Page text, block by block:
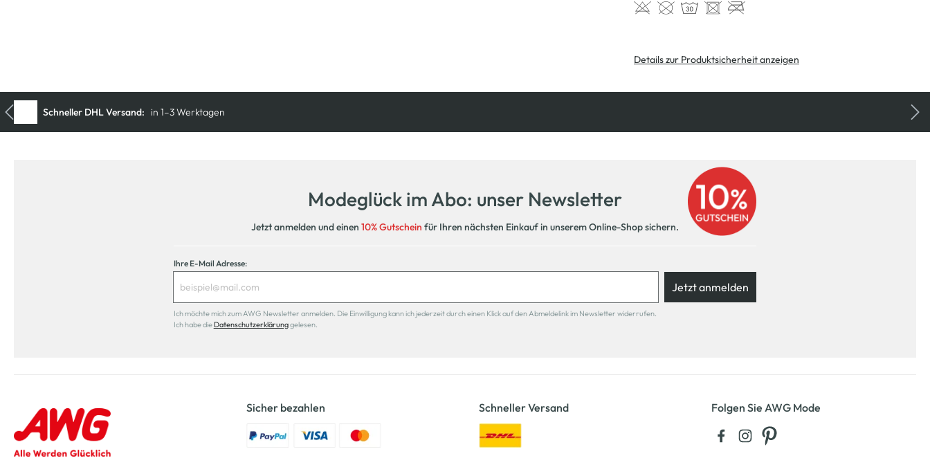
Details zur Produktsicherheit anzeigen
Modeglück im Abo: unser Newsletter
Jetzt anmelden und einen 10% Gutschein für Ihren nächsten Einkauf in unserem Online-Shop sichern.
Ihre E-Mail Adresse:
Jetzt anmelden
Ich möchte mich zum AWG Newsletter anmelden. Die Einwilligung kann ich jederzeit durch einen Klick auf den Abmeldelink im Newsletter widerrufen.
Ich habe die Datenschutzerklärunggelesen.
Sicher bezahlen Schneller Versand Folgen Sie AWG Mode